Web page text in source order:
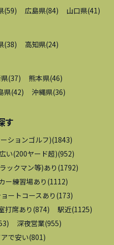
(59) 広島県(84) 山口県(41 )
(38) 高知県(24)
(37) 熊本県(46)
県(42) 沖縄県(36)
す
ションゴルフ)(1843)
広い(200ヤード超)(952)
ックマン等)あり (1792)
ー練習場あり (1112)
ートコースあり (173)
打席あり (874) 駅近(1125)
) 深夜営業(955)
で安い(801 )